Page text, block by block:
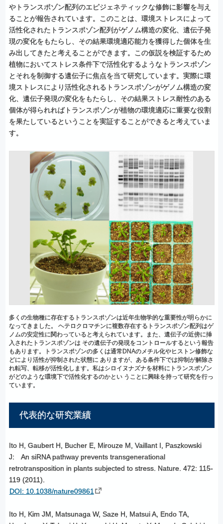
やトランスポゾン配列のエピジェネティックな修飾に影響を与え
ることが報告されています。このことは、環境ストレスによって
活性化されたトランスポゾン配列がゲノム構造の変化、遺伝子発
現の変化をもたらし、その結果環境適応能力を獲得した個体を生
み出してきたと考えることができます。この仮説を検証するため
植物においてストレス条件下で活性化するようなトランスポゾン
とそれを制御する遺伝子に焦点を当て研究しています。実際に環
境ストレスにより活性化されるトランスポゾンがゲノム構造の変
化、遺伝子発現の変化をもたらし、その結果ストレス耐性のある
個体が得られればトランスポゾンが植物の環境適応に重要な役割
を果たしているということを実証することができると考えていま
す。
多くの生物種に存在するトランスポゾンは近年生物学的な重要性が明らかに
なってきました。 ヘテロクロマチンに複数存在するトランスポゾン配列はゲ
ノムの安定性に関わっていると考えられています。また、遺伝子の近傍に挿
入されたトランスポゾンは その遺伝子の発現をコントロールするという報告
もあります。トランスポゾンの多くは通常DNAのメチル化やヒストン修飾な
どにより活性が抑制された状態に ありますが、ある条件下では抑制が解除さ
れ転写、転移が活性化します。私はシロイヌナズナを材料にトランスポゾン
がどのような環境下で活性化するのかとい うことに興味を持って研究を行っ
ています。
代表的な研究業績
Ito H, Gaubert H, Bucher E, Mirouze M, Vaillant I, Paszkowski
J: An siRNA pathway prevents transgenerational
retrotransposition in plants subjected to stress. Nature. 472: 115-
119 (2011).
DOI: 10.1038/nature09861
Ito H, Kim JM, Matsunaga W, Saze H, Matsui A, Endo TA,